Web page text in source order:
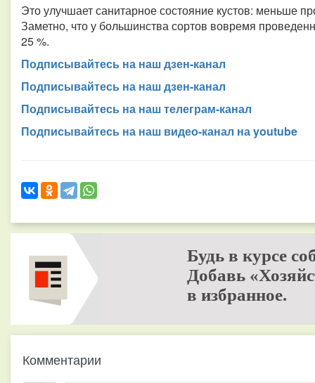
Это улучшает санитарное состояние кустов: меньше
Заметно, что у большинства сортов вовремя
25 %.
Подписывайтесь на наш дзен-канал
Подписывайтесь на наш дзен-канал
Подписывайтесь на наш телеграм-канал
Подписывайтесь на наш видео-канал на youtube
Будь в курсе
Добавь
в избранное.
Комментарии